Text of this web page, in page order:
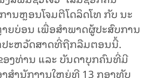
ນຫຼອນໂຈມຕີໂດລິດໂທ ກັບ ນະ
າຍບ່ອນ ເພື່ອສຳພາດຜູ້ປະສົບການ
ປະຫວັດສາດທີ່ຖືກລືມຕອນນີ້.
ອງທ່ານ ແລະ ບັນດາບຸກຄົນທີ່ມີ
ສຳນັກງານໃຫຍ່ທີ 13 ກອງທັບ